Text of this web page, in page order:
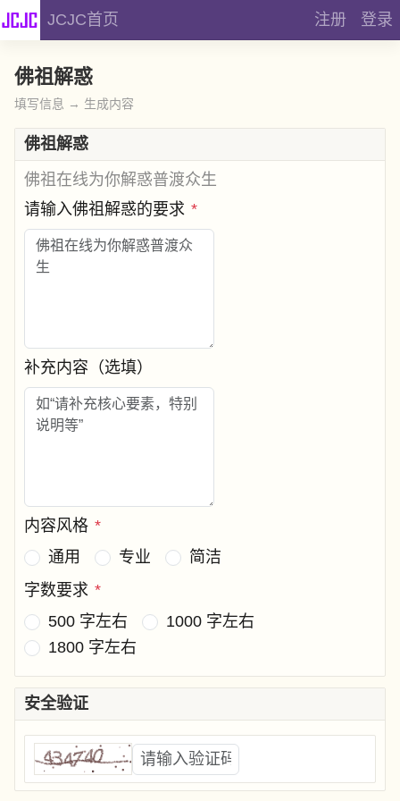
JCJC首页 注册 登录
佛祖解惑
填写信息 → 生成内容
佛祖解惑
佛祖在线为你解惑普渡众生
请输入佛祖解惑的要求 *
补充内容（选填）
内容风格 *
通用
专业
简洁
字数要求 *
500 字左右
1000 字左右
1800 字左右
安全验证